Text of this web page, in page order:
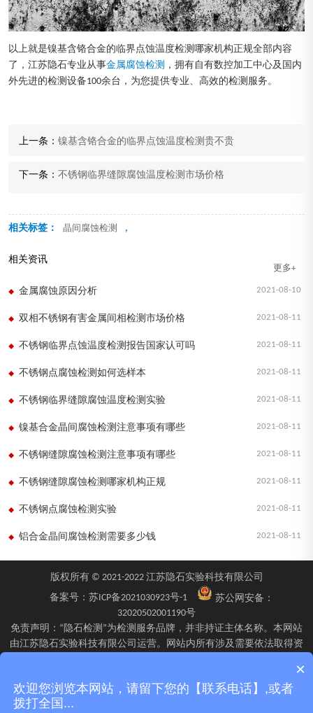
以上就是镍基含铬合金的临界点蚀温度检测哪家机构正规全部内容
了，江苏隐石专业从事金属腐蚀检测 ，拥有自有数控加工中心及国内
外先进的检测设备100余台，为您提供专业、高效的检测服务。
上一条： 镍基含铬合金的临界点蚀温度检测贵不贵
下一条： 不锈钢临界缝隙腐蚀温度检测市场价格
相关标签： 晶间腐蚀检测 ,
相关资讯
更多+
2021-08-10
金属腐蚀原因分析
2021-08-11
双相不锈钢有害金属间相检测市场价格
2021-08-11
不锈钢临界点蚀温度检测报告国家认可吗
2021-08-11
不锈钢点腐蚀检测如何选样本
2021-08-11
不锈钢临界缝隙腐蚀温度检测实验
2021-08-11
镍基合金晶间腐蚀检测注意事项有哪些
2021-08-11
不锈钢缝隙腐蚀检测注意事项有哪些
2021-08-11
不锈钢缝隙腐蚀检测哪家机构正规
2021-08-11
不锈钢点腐蚀检测实验
2021-08-11
铝合金晶间腐蚀检测需要多少钱
版权所有 © 2021-2022 江苏隐石实验科技有限公司
备案号： 苏ICP备2021030923号-1
苏公网安备：
32020502001190号
免责声明：“隐石检测”为检测服务品牌，并非持证主体名称。本网站
由江苏隐石实验科技有限公司运营。网站内所有涉及需要依法取得资
石检验检测有限公司、四川隐石检验检测有限公司、南京隐石安全阀
校验有限公司在资质认定能力范围内具体实施并出具报告。不同检测
项目的资质适用范围、报告标识及出具主体可能不同，具体情况以双
×
欢迎您浏览本网站，请留下您的【联系电话】,或者
拨打全国...